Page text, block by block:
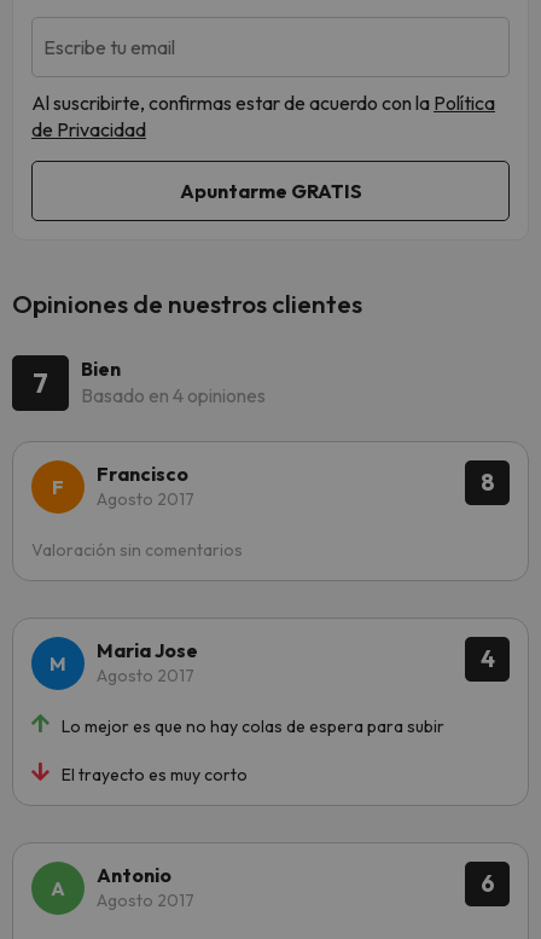
Escribe tu email
Al suscribirte, confirmas estar de acuerdo con la Política
de Privacidad
Opiniones de nuestros clientes
7
Bien
Basado en 4 opiniones
8
Francisco
Agosto 2017
Valoración sin comentarios
4
Maria Jose
Agosto 2017
Lo mejor es que no hay colas de espera para subir
El trayecto es muy corto
6
Antonio
Agosto 2017